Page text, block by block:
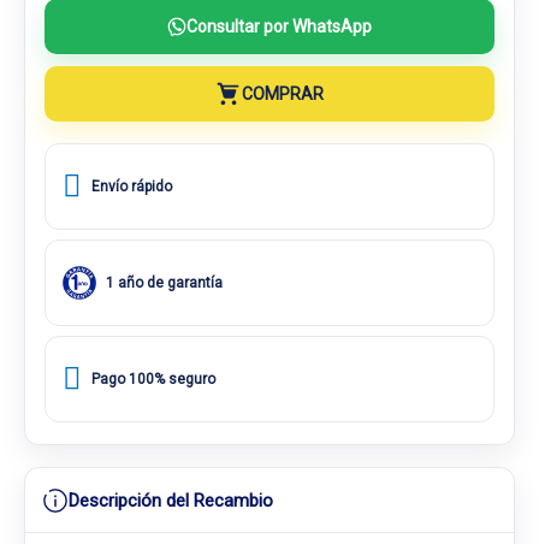
Consultar por WhatsApp
COMPRAR
Envío rápido
1 año de garantía
Pago 100% seguro
Descripción del Recambio